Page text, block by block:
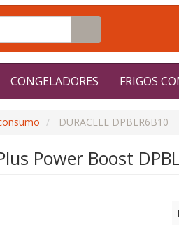
CONGELADORES FRIGOS
DURACELL DPBLR6B10
Power Boost